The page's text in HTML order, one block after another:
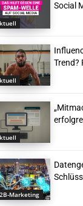
Social
Trend?
Marketing